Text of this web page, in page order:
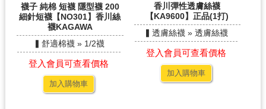
襪子 純棉 短襪 隱型襪 200
細針短襪【NO301】香川絲
襪KAGAWA
▍舒適棉襪 » 1/2襪
登入會員可查看價格
加入購物車
香川彈性透膚絲襪
【KA9600】正品(1打)
▍透膚絲襪 » 透膚絲襪
登入會員可查看價格
加入購物車